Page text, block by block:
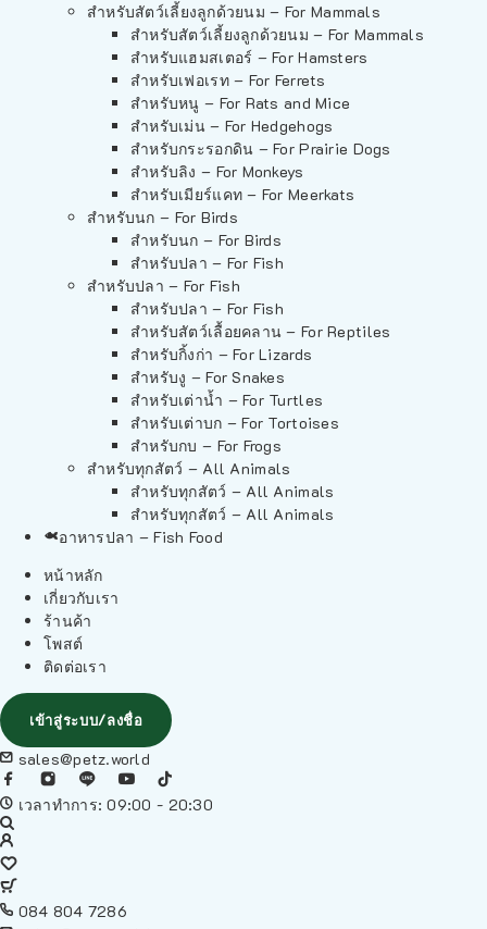
สำหรับสัตว์เลี้ยงลูกด้วยนม – For Mammals
สำหรับสัตว์เลี้ยงลูกด้วยนม – For Mammals
สำหรับแฮมสเตอร์ – For Hamsters
สำหรับเฟอเรท – For Ferrets
สำหรับหนู – For Rats and Mice
สำหรับเม่น – For Hedgehogs
สำหรับกระรอกดิน – For Prairie Dogs
สำหรับลิง – For Monkeys
สำหรับเมียร์แคท – For Meerkats
สำหรับนก – For Birds
สำหรับนก – For Birds
สำหรับปลา – For Fish
สำหรับปลา – For Fish
สำหรับปลา – For Fish
สำหรับสัตว์เลื้อยคลาน – For Reptiles
สำหรับกิ้งก่า – For Lizards
สำหรับงู – For Snakes
สำหรับเต่าน้ำ – For Turtles
สำหรับเต่าบก – For Tortoises
สำหรับกบ – For Frogs
สำหรับทุกสัตว์ – All Animals
สำหรับทุกสัตว์ – All Animals
สำหรับทุกสัตว์ – All Animals
อาหารปลา – Fish Food
หน้าหลัก
เกี่ยวกับเรา
ร้านค้า
โพสต์
ติดต่อเรา
เข้าสู่ระบบ/ลงชื่อ
sales@petz.world
เวลาทำการ: 09:00 - 20:30
084 804 7286